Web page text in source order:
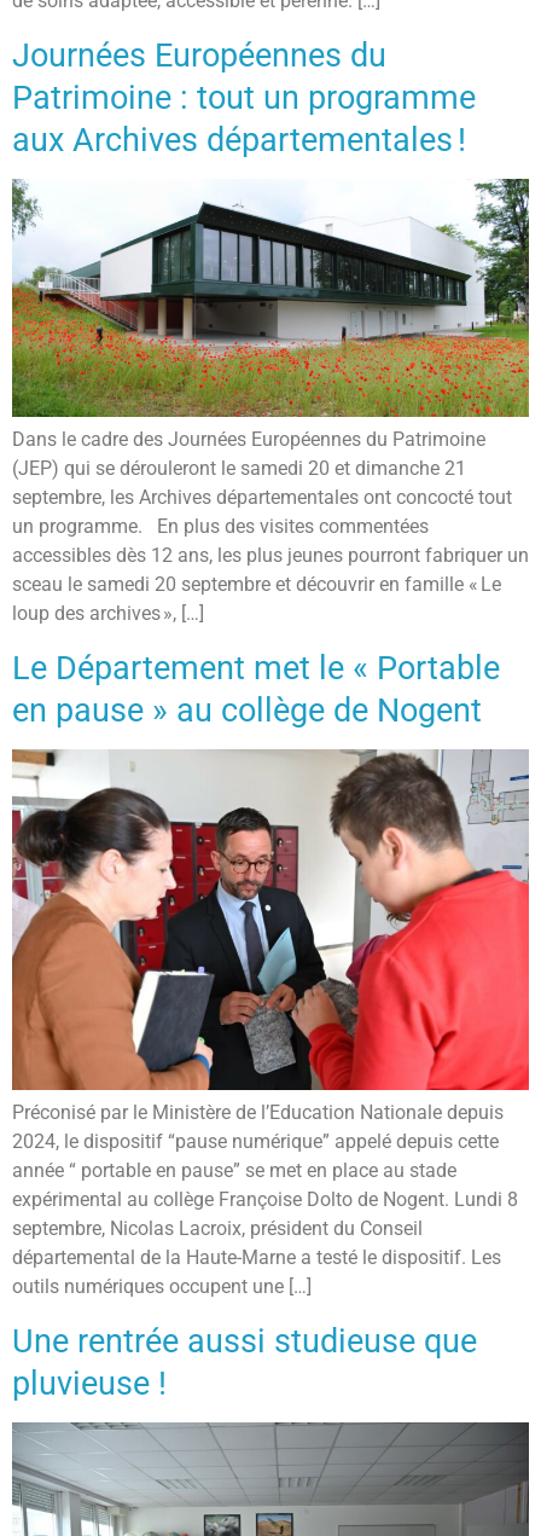
Journées Européennes du
Patrimoine : tout un programme
aux Archives départementales !
Dans le cadre des Journées Européennes du Patrimoine
(JEP) qui se dérouleront le samedi 20 et dimanche 21
septembre, les Archives départementales ont concocté tout
un programme. En plus des visites commentées
accessibles dès 12 ans, les plus jeunes pourront fabriquer un
sceau le samedi 20 septembre et découvrir en famille « Le
loup des archives », […]
Le Département met le « Portable
en pause » au collège de Nogent
Préconisé par le Ministère de l’Education Nationale depuis
2024, le dispositif “pause numérique” appelé depuis cette
année “ portable en pause” se met en place au stade
expérimental au collège Françoise Dolto de Nogent. Lundi 8
septembre, Nicolas Lacroix, président du Conseil
départemental de la Haute-Marne a testé le dispositif. Les
outils numériques occupent une […]
Une rentrée aussi studieuse que
pluvieuse !